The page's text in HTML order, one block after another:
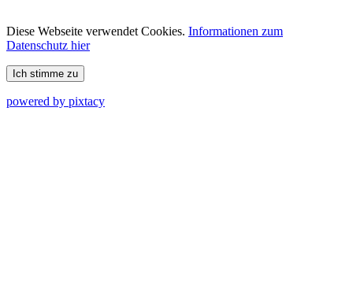
Diese Webseite verwendet Cookies. Informationen zum
Datenschutz hier
Ich stimme zu
powered by pixtacy